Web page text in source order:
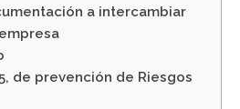
a intercambiar
de prevención de Riesgos